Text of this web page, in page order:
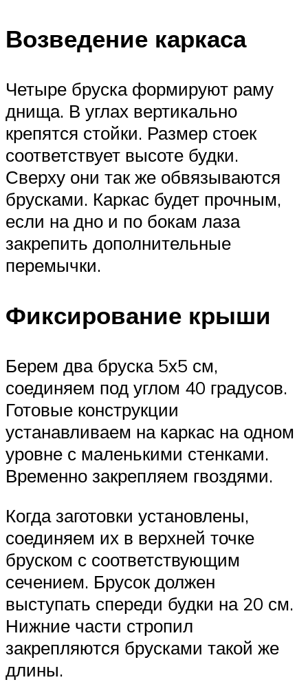
Возведение каркаса
Четыре бруска формируют раму
днища. В углах вертикально
крепятся стойки. Размер стоек
соответствует высоте будки.
Сверху они так же обвязываются
брусками. Каркас будет прочным,
если на дно и по бокам лаза
закрепить дополнительные
перемычки.
Фиксирование крыши
Берем два бруска 5х5 см,
соединяем под углом 40 градусов.
Готовые конструкции
устанавливаем на каркас на одном
уровне с маленькими стенками.
Временно закрепляем гвоздями.
Когда заготовки установлены,
соединяем их в верхней точке
бруском с соответствующим
сечением. Брусок должен
выступать спереди будки на 20 см.
Нижние части стропил
закрепляются брусками такой же
длины.